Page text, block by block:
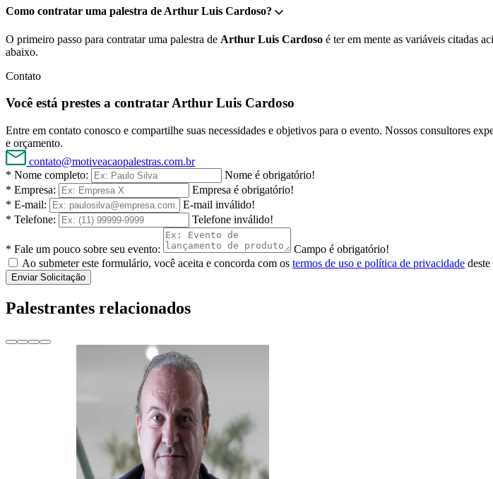
Como contratar uma palestra de Arthur Luis Cardoso?
O primeiro passo para contratar uma palestra de Arthur Luis Cardoso é ter em mente as variáveis citadas
abaixo.
Contato
Você está prestes a contratar Arthur Luis Cardoso
Entre em contato conosco e compartilhe suas necessidades e objetivos para o evento. Nossos consultores
e orçamento.
contato@motiveacaopalestras.com.br
* Nome completo:
Nome é obrigatório!
* Empresa:
Empresa é obrigatório!
* E-mail:
E-mail inválido!
* Telefone:
Telefone inválido!
* Fale um pouco sobre seu evento:
Campo é obrigatório!
Ao submeter este formulário, você aceita e concorda com os termos de uso e política de privacidade deste
Enviar Solicitação
Palestrantes relacionados